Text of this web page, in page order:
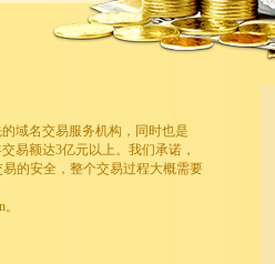
域名交易服务机构，同时也是
易额达3亿元以上。我们承诺，
的安全，整个交易过程大概需要